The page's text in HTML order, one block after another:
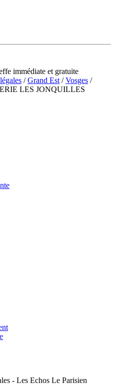
immédiate et gratuite
/Grand Est /Vosges /
LES JONQUILLES
- Les Echos Le Parisien